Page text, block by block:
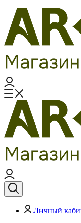
Личный